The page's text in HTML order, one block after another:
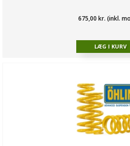
675,00 kr. (inkl.